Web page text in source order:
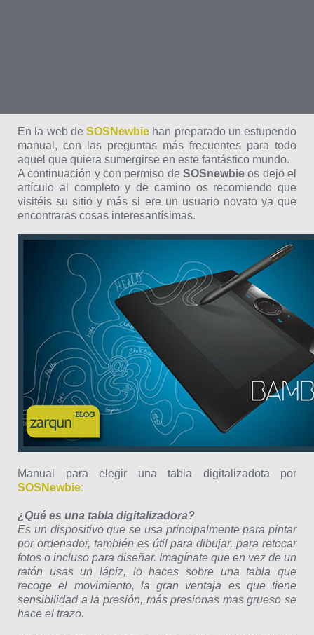
En la web de SOSNewbie han preparado un estupendo
manual, con las preguntas más frecuentes para todo
aquel que quiera sumergirse en este fantástico mundo.
A continuación y con permiso de SOSnewbie os dejo el
artículo al completo y de camino os recomiendo que
visitéis su sitio y más si ere un usuario novato ya que
encontraras cosas interesantísimas.
Manual para elegir una tabla digitalizadota por
SOSNewbie:
¿Qué es una tabla digitalizadora?
Es un dispositivo que se usa principalmente para pintar
por ordenador, también es útil para dibujar, para retocar
fotos o incluso para diseñar. Imagínate que en vez de un
ratón usas un lápiz, lo haces sobre una tabla que
recoge el movimiento, la gran ventaja es que tiene
sensibilidad a la presión, más presionas mas grueso se
hace el trazo.